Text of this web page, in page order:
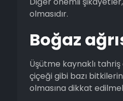
olmasıdır.
Boğaz
Üşütme kaynaklı
çiçeği gibi bazı
olmasına dikkat